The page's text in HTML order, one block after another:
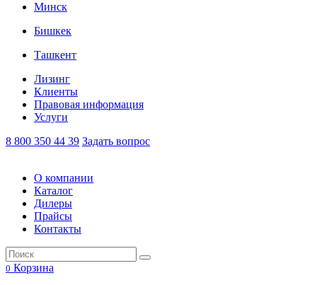
Минск
Бишкек
Ташкент
Лизинг
Клиенты
Правовая информация
Услуги
8 800 350 44 39 Задать вопрос
О компании
Каталог
Дилеры
Прайсы
Контакты
0 Корзина